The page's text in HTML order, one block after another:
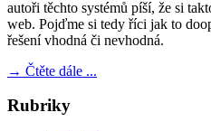
autoři těchto systémů píší, že si
web. Pojďme si tedy říci jak to
řešení vhodná či nevhodná.
→ Čtěte dále ...
Rubriky